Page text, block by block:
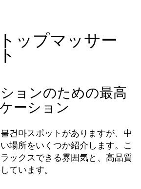
ップマッサー
ョンのための最高
ーション
건마スポットがありますが、中
場所をいくつか紹介します。こ
ックスできる雰囲気と、高品質
ています。